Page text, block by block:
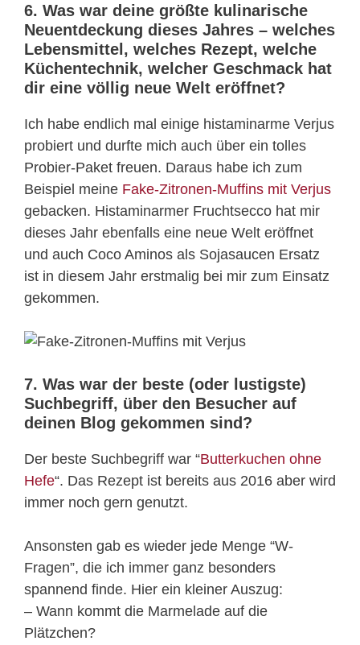
6. Was war deine größte kulinarische
Neuentdeckung dieses Jahres – welches
Lebensmittel, welches Rezept, welche
Küchentechnik, welcher Geschmack hat
dir eine völlig neue Welt eröffnet?
Ich habe endlich mal einige histaminarme Verjus
probiert und durfte mich auch über ein tolles
Probier-Paket freuen. Daraus habe ich zum
Beispiel meine Fake-Zitronen-Muffins mit Verjus
gebacken. Histaminarmer Fruchtsecco hat mir
dieses Jahr ebenfalls eine neue Welt eröffnet
und auch Coco Aminos als Sojasaucen Ersatz
ist in diesem Jahr erstmalig bei mir zum Einsatz
gekommen.
7. Was war der beste (oder lustigste)
Suchbegriff, über den Besucher auf
deinen Blog gekommen sind?
Der beste Suchbegriff war “Butterkuchen ohne
Hefe“. Das Rezept ist bereits aus 2016 aber wird
immer noch gern genutzt.
Ansonsten gab es wieder jede Menge “W-
Fragen”, die ich immer ganz besonders
spannend finde. Hier ein kleiner Auszug:
– Wann kommt die Marmelade auf die
Plätzchen?